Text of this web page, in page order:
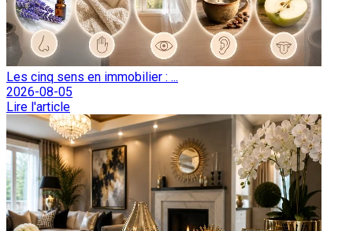
Les cinq sens en immobilier : ...
2026-08-05
Lire l'article